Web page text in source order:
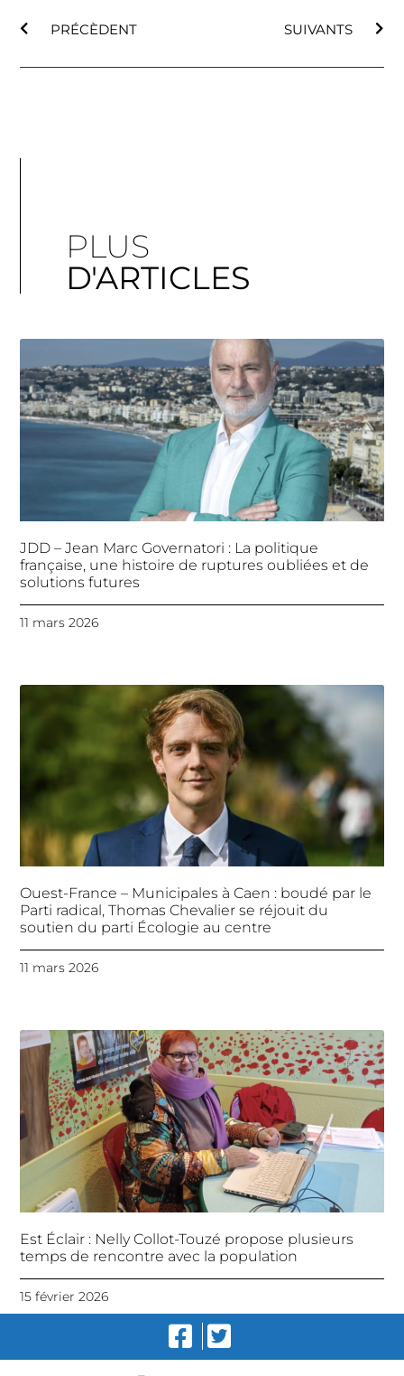
PRÉCÈDENT SUIVANTS
PLUS
D'ARTICLES
JDD – Jean Marc Governatori : La politique
française, une histoire de ruptures oubliées et de
solutions futures
11 mars 2026
Ouest-France – Municipales à Caen : boudé par le
Parti radical, Thomas Chevalier se réjouit du
soutien du parti Écologie au centre
11 mars 2026
Est Éclair : Nelly Collot-Touzé propose plusieurs
temps de rencontre avec la population
15 février 2026